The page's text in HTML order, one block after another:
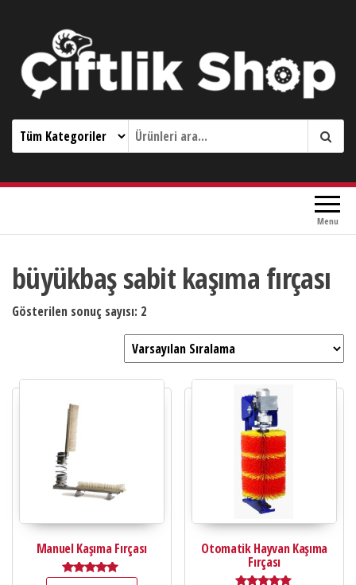
Çiftlik Shop 0533 644 3989
Menu
büyükbaş sabit kaşıma fırçası
Gösterilen sonuç sayısı: 2
Manuel Kaşıma Fırçası Otomatik Hayvan Kaşıma
Fırçası